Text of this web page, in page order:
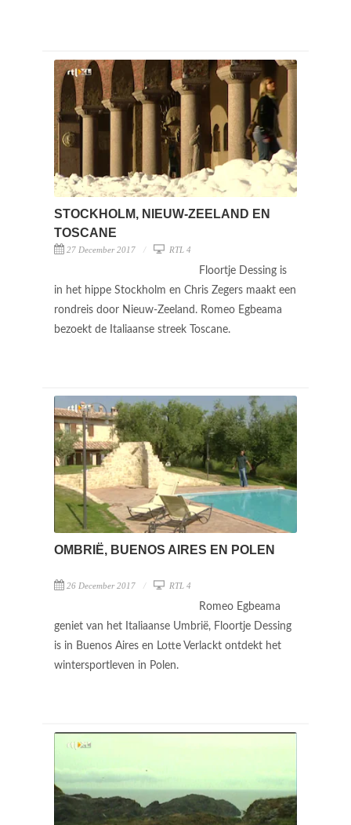
STOCKHOLM, NIEUW-ZEELAND EN
TOSCANE
27 December 2017 RTL 4
Floortje Dessing is
in het hippe Stockholm en Chris Zegers maakt een
rondreis door Nieuw-Zeeland. Romeo Egbeama
bezoekt de Italiaanse streek Toscane.
OMBRIË, BUENOS AIRES EN POLEN
26 December 2017 RTL 4
Romeo Egbeama
geniet van het Italiaanse Umbrië, Floortje Dessing
is in Buenos Aires en Lotte Verlackt ontdekt het
wintersportleven in Polen.